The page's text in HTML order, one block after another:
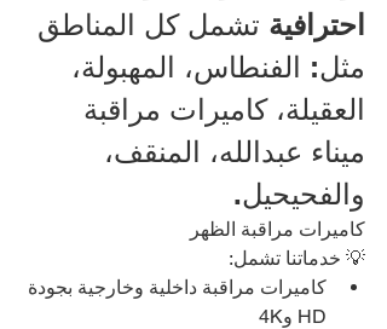
احترافية تشمل كل المناطق
مثل: الفنطاس، المهبولة،
العقيلة، كاميرات مراقبة
ميناء عبدالله، المنقف،
والفحيحيل.
كاميرات مراقبة الظهر
💡 خدماتنا تشمل:
كاميرات مراقبة داخلية وخارجية بجودة
HD و4K